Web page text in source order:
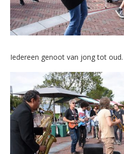
Iedereen genoot van jong tot oud.